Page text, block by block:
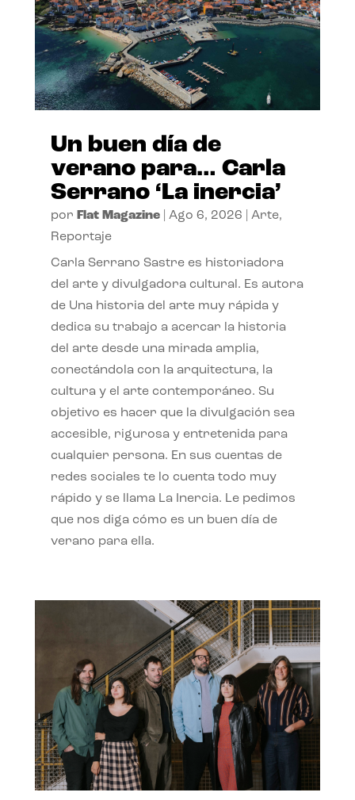
Un buen día de
verano para… Carla
Serrano ‘La inercia’
por Flat Magazine| Ago 6, 2026 Arte,
Reportaje
Carla Serrano Sastre es historiadora
del arte y divulgadora cultural. Es autora
de Una historia del arte muy rápida y
dedica su trabajo a acercar la historia
del arte desde una mirada amplia,
conectándola con la arquitectura, la
cultura y el arte contemporáneo. Su
objetivo es hacer que la divulgación sea
accesible, rigurosa y entretenida para
cualquier persona. En sus cuentas de
redes sociales te lo cuenta todo muy
rápido y se llama La Inercia. Le pedimos
que nos diga cómo es un buen día de
verano para ella.